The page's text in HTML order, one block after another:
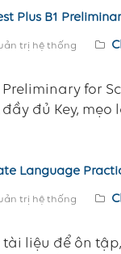
Plus B1
trị hệ thống
Preliminary for
đủ Key,
Language
trị hệ thống
liệu để ôn